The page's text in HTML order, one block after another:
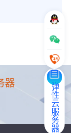
弹性云服务器
器